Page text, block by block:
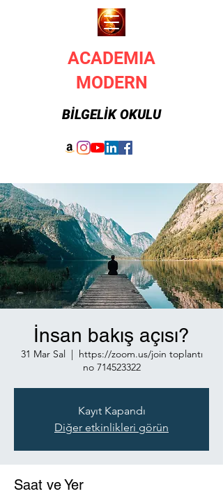
ACADEMIA
MODERN
BİLGELİK OKULU
İnsan bakış açısı?
31 Mar Sal
  |
https://zoom.us/join toplantı
no 714523322
Kayıt Kapandı
Diğer etkinlikleri görün
Saat ve Yer